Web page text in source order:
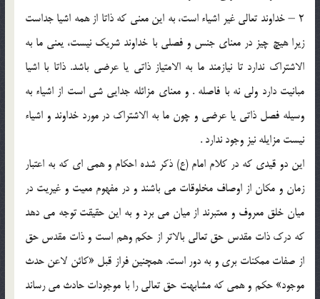
2 – خداوند تعالی غیر اشیاء است، به این معنی که ذاتا از همه اشیا جداست
زیرا هیچ چیز در معنای جنس و فصلی با خداوند شریک نیست، یعنی ما به
الاشتراک ندارد تا نیازمند ما به الامتیاز ذاتی یا عرضی باشد. ذاتا با اشیا
مبانیت دارد ولی نه با فاصله . و معنای مزائله جدایی شی است از اشیاء به
وسیله فصل ذاتی یا عرضی و چون ما به الاشتراک در مورد خداوند و اشیاء
نیست مزایله نیز وجود ندارد .
این دو قیدی که در کلام امام (ع) ذکر شده احکام و همی اي که به اعتبار
زمان و مکان از اوصاف مخلوقات می باشند و در مفهوم معیت و غیریت در
میان خلق معروف و معتبرند از میان می برد و به این حقیقت توجه می دهد
که درک ذات مقدس حق تعالی بالاتر از حکم وهم است و ذات مقدس حق
از صفات ممکنات بری و به دور است. همچنین فراز قبل «کائن لاعن حدث
موجود» حکم و همی که مشابهت حق تعالی را با موجودات حادث می رساند